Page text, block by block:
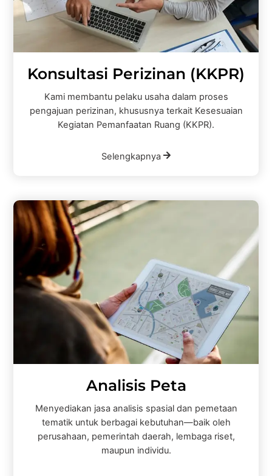
Konsultasi Perizinan (KKPR)
Kami membantu pelaku usaha dalam proses
pengajuan perizinan, khususnya terkait Kesesuaian
Kegiatan Pemanfaatan Ruang (KKPR).
Selengkapnya
Analisis Peta
Menyediakan jasa analisis spasial dan pemetaan
tematik untuk berbagai kebutuhan—baik oleh
perusahaan, pemerintah daerah, lembaga riset,
maupun individu.